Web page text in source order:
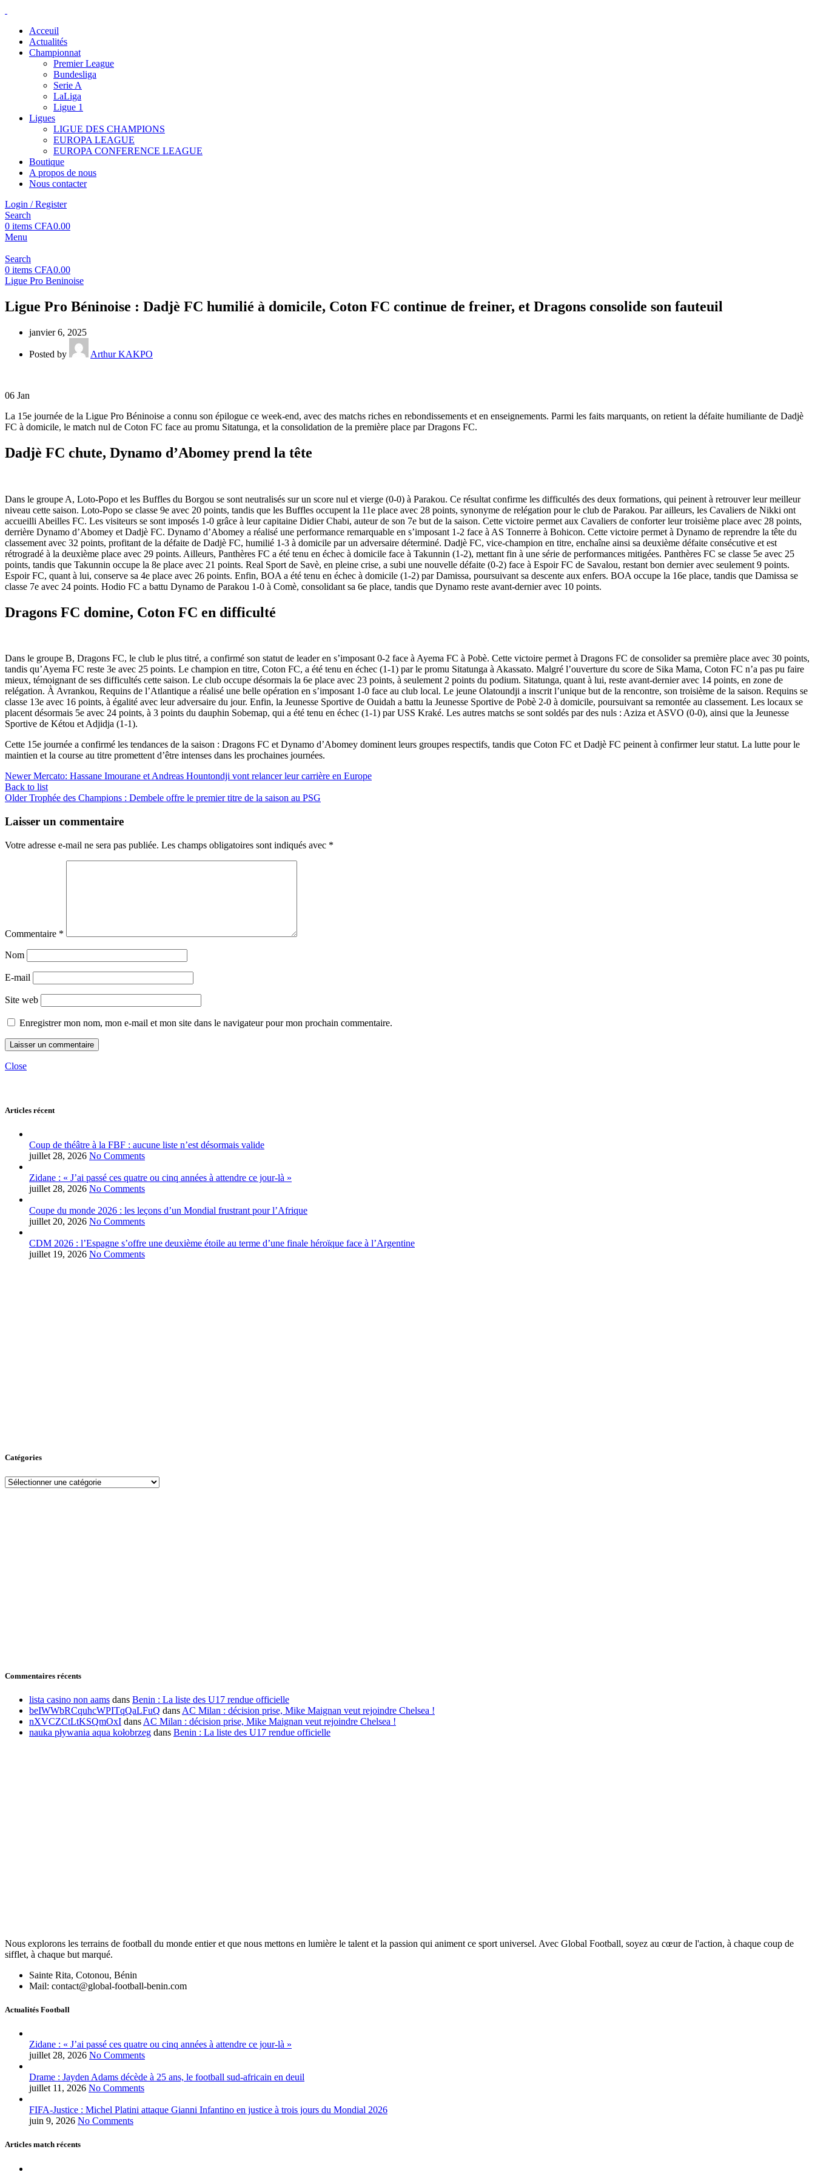
Acceuil
Actualités
Championnat
Premier League
Bundesliga
Serie A
LaLiga
Ligue 1
Ligues
LIGUE DES CHAMPIONS
EUROPA LEAGUE
EUROPA CONFERENCE LEAGUE
Boutique
A propos de nous
Nous contacter
Login / Register
Search
0 items CFA0.00
Menu
Search
0 items CFA0.00
Ligue Pro Beninoise
Ligue Pro Béninoise : Dadjè FC humilié à domicile, Coton FC continue de freiner, et Dragons consolide son fauteuil
janvier 6, 2025
Posted by Arthur KAKPO
06 Jan
La 15e journée de la Ligue Pro Béninoise a connu son épilogue ce week-end, avec des matchs riches en rebondissements et en enseignements. Parmi les faits marquants, on retient la défaite humiliante de Dadjè
FC à domicile, le match nul de Coton FC face au promu Sitatunga, et la consolidation de la première place par Dragons FC.
Dadjè FC chute, Dynamo d’Abomey prend la tête
Dans le groupe A, Loto-Popo et les Buffles du Borgou se sont neutralisés sur un score nul et vierge (0-0) à Parakou. Ce résultat confirme les difficultés des deux formations, qui peinent à retrouver leur meilleur
niveau cette saison. Loto-Popo se classe 9e avec 20 points, tandis que les Buffles occupent la 11e place avec 28 points, synonyme de relégation pour le club de Parakou. Par ailleurs, les Cavaliers de Nikki ont
accueilli Abeilles FC. Les visiteurs se sont imposés 1-0 grâce à leur capitaine Didier Chabi, auteur de son 7e but de la saison. Cette victoire permet aux Cavaliers de conforter leur troisième place avec 28 points,
derrière Dynamo d’Abomey et Dadjè FC. Dynamo d’Abomey a réalisé une performance remarquable en s’imposant 1-2 face à AS Tonnerre à Bohicon. Cette victoire permet à Dynamo de reprendre la tête du
classement avec 32 points, profitant de la défaite de Dadjè FC, humilié 1-3 à domicile par un adversaire déterminé. Dadjè FC, vice-champion en titre, enchaîne ainsi sa deuxième défaite consécutive et est
rétrogradé à la deuxième place avec 29 points. Ailleurs, Panthères FC a été tenu en échec à domicile face à Takunnin (1-2), mettant fin à une série de performances mitigées. Panthères FC se classe 5e avec 25
points, tandis que Takunnin occupe la 8e place avec 21 points. Real Sport de Savè, en pleine crise, a subi une nouvelle défaite (0-2) face à Espoir FC de Savalou, restant bon dernier avec seulement 9 points.
Espoir FC, quant à lui, conserve sa 4e place avec 26 points. Enfin, BOA a été tenu en échec à domicile (1-2) par Damissa, poursuivant sa descente aux enfers. BOA occupe la 16e place, tandis que Damissa se
classe 7e avec 24 points. Hodio FC a battu Dynamo de Parakou 1-0 à Comè, consolidant sa 6e place, tandis que Dynamo reste avant-dernier avec 10 points.
Dragons FC domine, Coton FC en difficulté
Dans le groupe B, Dragons FC, le club le plus titré, a confirmé son statut de leader en s’imposant 0-2 face à Ayema FC à Pobè. Cette victoire permet à Dragons FC de consolider sa première place avec 30 points,
tandis qu’Ayema FC reste 3e avec 25 points. Le champion en titre, Coton FC, a été tenu en échec (1-1) par le promu Sitatunga à Akassato. Malgré l’ouverture du score de Sika Mama, Coton FC n’a pas pu faire
mieux, témoignant de ses difficultés cette saison. Le club occupe désormais la 6e place avec 23 points, à seulement 2 points du podium. Sitatunga, quant à lui, reste avant-dernier avec 14 points, en zone de
relégation. À Avrankou, Requins de l’Atlantique a réalisé une belle opération en s’imposant 1-0 face au club local. Le jeune Olatoundji a inscrit l’unique but de la rencontre, son troisième de la saison. Requins se
classe 13e avec 16 points, à égalité avec leur adversaire du jour. Enfin, la Jeunesse Sportive de Ouidah a battu la Jeunesse Sportive de Pobè 2-0 à domicile, poursuivant sa remontée au classement. Les locaux se
placent désormais 5e avec 24 points, à 3 points du dauphin Sobemap, qui a été tenu en échec (1-1) par USS Kraké. Les autres matchs se sont soldés par des nuls : Aziza et ASVO (0-0), ainsi que la Jeunesse
Sportive de Kétou et Adjidja (1-1).
Cette 15e journée a confirmé les tendances de la saison : Dragons FC et Dynamo d’Abomey dominent leurs groupes respectifs, tandis que Coton FC et Dadjè FC peinent à confirmer leur statut. La lutte pour le
maintien et la course au titre promettent d’être intenses dans les prochaines journées.
Newer Mercato: Hassane Imourane et Andreas Hountondji vont relancer leur carrière en Europe
Back to list
Older Trophée des Champions : Dembele offre le premier titre de la saison au PSG
Laisser un commentaire
Votre adresse e-mail ne sera pas publiée. Les champs obligatoires sont indiqués avec *
Commentaire *
Nom
E-mail
Site web
Enregistrer mon nom, mon e-mail et mon site dans le navigateur pour mon prochain commentaire.
Close
Articles récent
Coup de théâtre à la FBF : aucune liste n’est désormais valide
juillet 28, 2026 No Comments
Zidane : « J’ai passé ces quatre ou cinq années à attendre ce jour-là »
juillet 28, 2026 No Comments
Coupe du monde 2026 : les leçons d’un Mondial frustrant pour l’Afrique
juillet 20, 2026 No Comments
CDM 2026 : l’Espagne s’offre une deuxième étoile au terme d’une finale héroïque face à l’Argentine
juillet 19, 2026 No Comments
Catégories
Catégories
Commentaires récents
lista casino non aams dans Benin : La liste des U17 rendue officielle
beIWWbRCquhcWPITqQaLFuQ dans AC Milan : décision prise, Mike Maignan veut rejoindre Chelsea !
nXVCZCtLtKSQmOxI dans AC Milan : décision prise, Mike Maignan veut rejoindre Chelsea !
nauka pływania aqua kołobrzeg dans Benin : La liste des U17 rendue officielle
Nous explorons les terrains de football du monde entier et que nous mettons en lumière le talent et la passion qui animent ce sport universel. Avec Global Football, soyez au cœur de l'action, à chaque coup de
sifflet, à chaque but marqué.
Sainte Rita, Cotonou, Bénin
Mail: contact@global-football-benin.com
Actualités Football
Zidane : « J’ai passé ces quatre ou cinq années à attendre ce jour-là »
juillet 28, 2026 No Comments
Drame : Jayden Adams décède à 25 ans, le football sud-africain en deuil
juillet 11, 2026 No Comments
FIFA-Justice : Michel Platini attaque Gianni Infantino en justice à trois jours du Mondial 2026
juin 9, 2026 No Comments
Articles match récents